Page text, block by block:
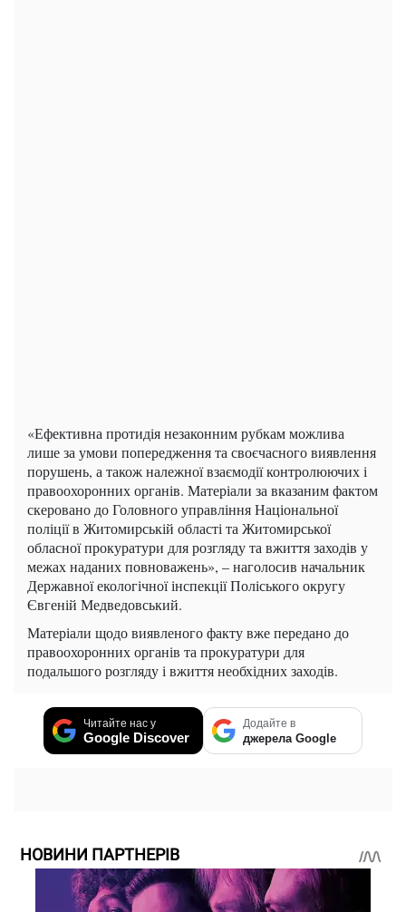
«Ефективна протидія незаконним рубкам можлива
лише за умови попередження та своєчасного виявлення
порушень, а також належної взаємодії контролюючих і
правоохоронних органів. Матеріали за вказаним фактом
скеровано до Головного управління Національної
поліції в Житомирській області та Житомирської
обласної прокуратури для розгляду та вжиття заходів у
межах наданих повноважень», – наголосив начальник
Державної екологічної інспекції Поліського округу
Євгеній Медведовський.
Матеріали щодо виявленого факту вже передано до
правоохоронних органів та прокуратури для
подальшого розгляду і вжиття необхідних заходів.
Читайте нас у
Google Discover
Додайте в
джерела Google
НОВИНИ ПАРТНЕРІВ